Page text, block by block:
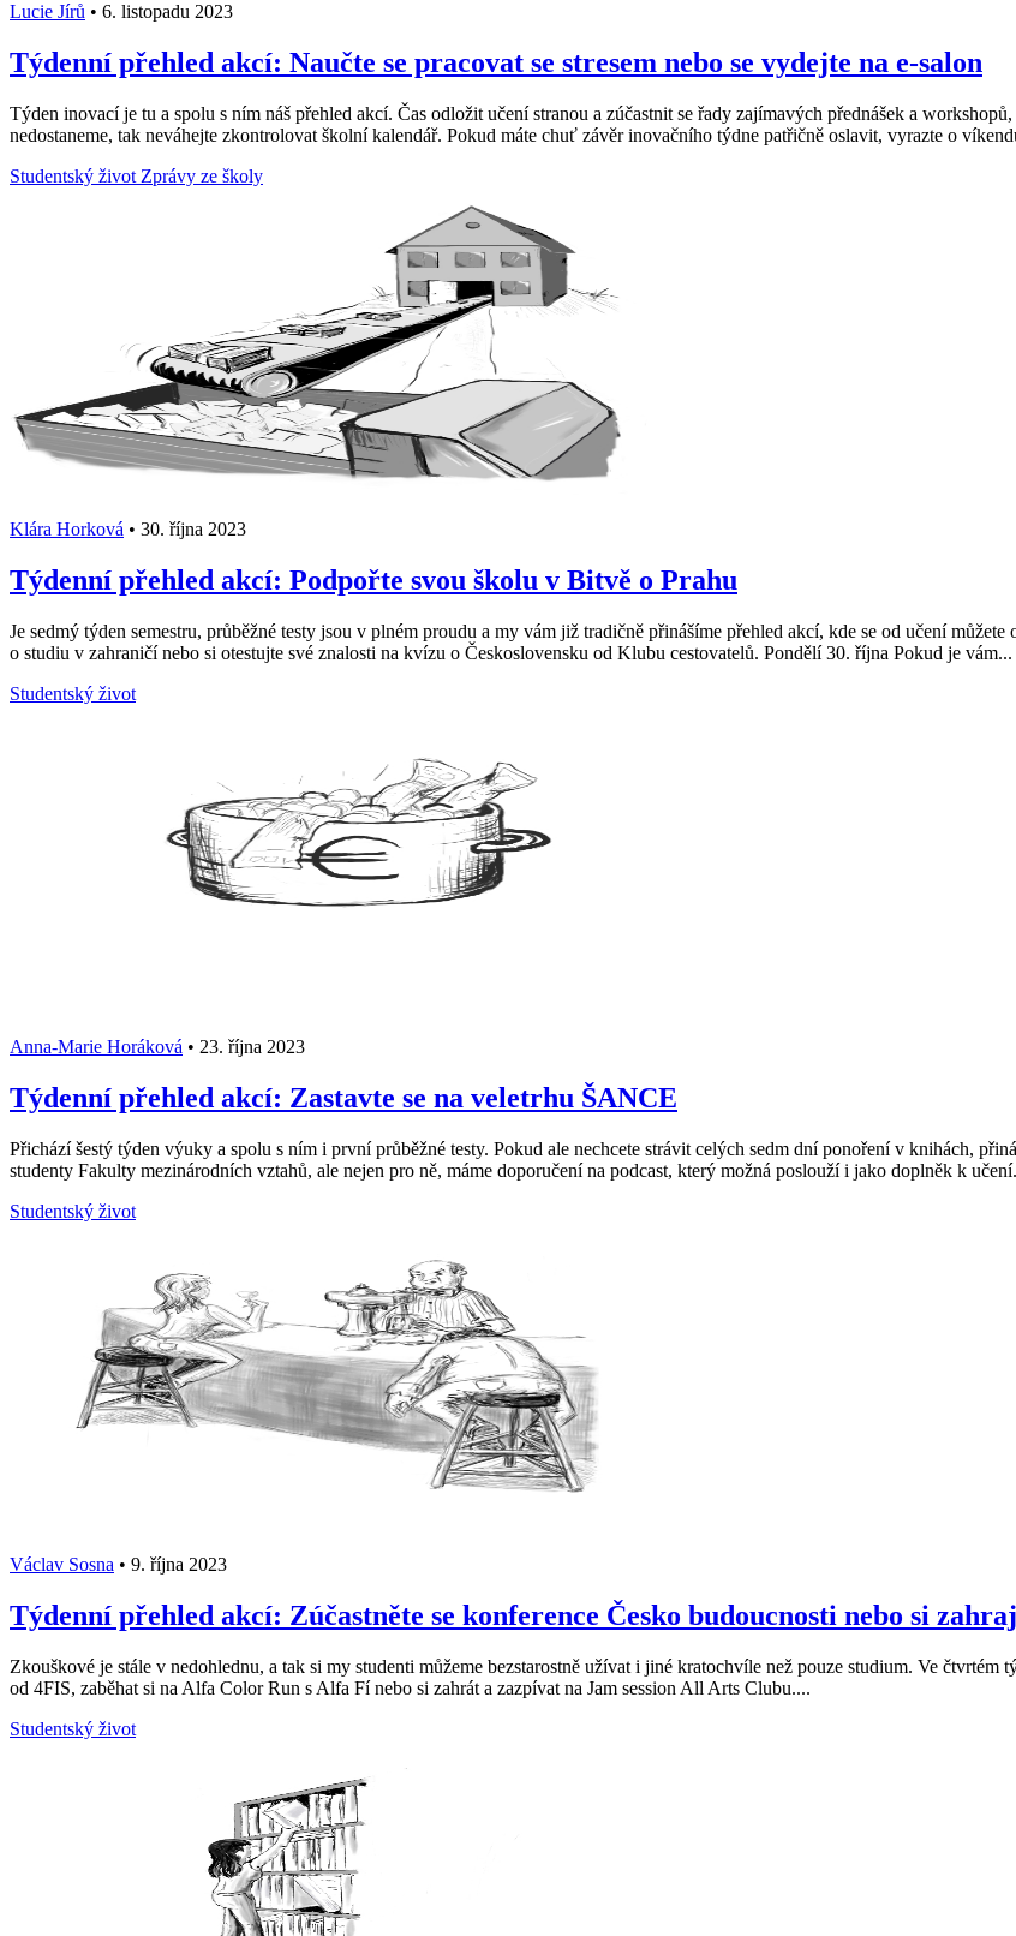
Lucie Jírů • 6. listopadu 2023
Týdenní přehled akcí: Naučte se pracovat se stresem nebo se vydejte na e-salon
Týden inovací je tu a spolu s ním náš přehled akcí. Čas odložit učení stranou a zúčastnit se řady zajímavých přednášek a
nedostaneme, tak neváhejte zkontrolovat školní kalendář. Pokud máte chuť závěr inovačního týdne patřičně oslavit, vyrazte o
Studentský život Zprávy ze školy
Klára Horková • 30. října 2023
Týdenní přehled akcí: Podpořte svou školu v Bitvě o Prahu
Je sedmý týden semestru, průběžné testy jsou v plném proudu a my vám již tradičně přinášíme přehled akcí, kde se od učení
o studiu v zahraničí nebo si otestujte své znalosti na kvízu o Československu od Klubu cestovatelů. Pondělí 30. října Pokud je vám...
Studentský život
Anna-Marie Horáková • 23. října 2023
Týdenní přehled akcí: Zastavte se na veletrhu ŠANCE
Přichází šestý týden výuky a spolu s ním i první průběžné testy. Pokud ale nechcete strávit celých sedm dní ponoření v knihách,
studenty Fakulty mezinárodních vztahů, ale nejen pro ně, máme doporučení na podcast, který možná poslouží i jako doplněk k
Studentský život
Václav Sosna • 9. října 2023
Týdenní přehled akcí: Zúčastněte se konference Česko budoucnosti nebo si
Zkouškové je stále v nedohlednu, a tak si my studenti můžeme bezstarostně užívat i jiné kratochvíle než pouze studium. Ve
od 4FIS, zaběhat si na Alfa Color Run s Alfa Fí nebo si zahrát a zazpívat na Jam session All Arts Clubu....
Studentský život